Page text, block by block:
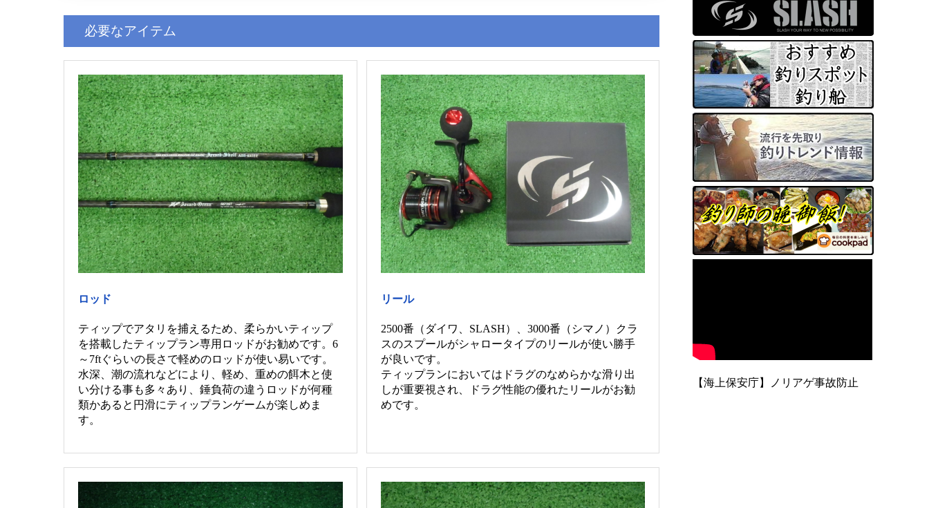
必要なアイテム
ロッド
ティップでアタリを捕えるため、柔らかいティップ
を搭載したティップラン専用ロッドがお勧めです。6
～7ftぐらいの長さで軽めのロッドが使い易いです。
水深、潮の流れなどにより、軽め、重めの餌木と使
い分ける事も多々あり、錘負荷の違うロッドが何種
類かあると円滑にティップランゲームが楽しめま
す。
リール
2500番（ダイワ、SLASH）、3000番（シマノ）クラ
スのスプールがシャロータイプのリールが使い勝手
が良いです。
ティップランにおいてはドラグのなめらかな滑り出
しが重要視され、ドラグ性能の優れたリールがお勧
めです。
【海上保安庁】ノリアゲ事故防止